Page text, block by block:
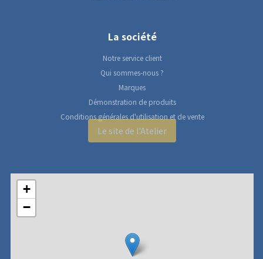
La société
Notre service client
Qui sommes-nous ?
Marques
Démonstration de produits
Conditions générales d'utilisation et de vente
Le site de l'Atelier